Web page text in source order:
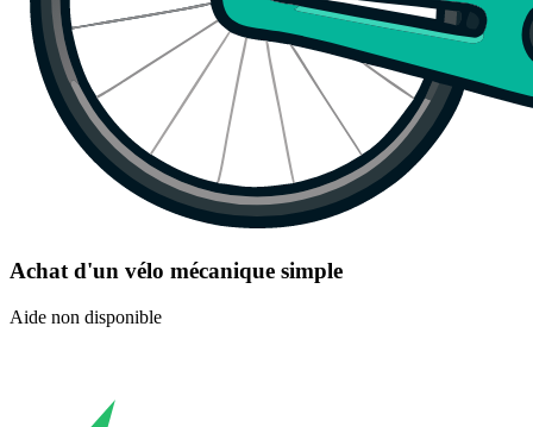
Achat d'un vélo mécanique simple
Aide non disponible